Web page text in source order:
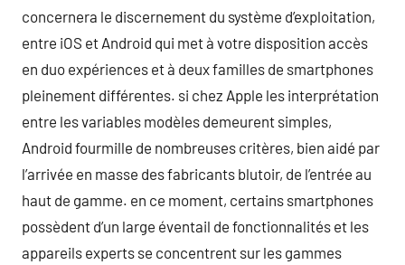
concernera le discernement du système d’exploitation,
entre iOS et Android qui met à votre disposition accès
en duo expériences et à deux familles de smartphones
pleinement différentes. si chez Apple les interprétation
entre les variables modèles demeurent simples,
Android fourmille de nombreuses critères, bien aidé par
l’arrivée en masse des fabricants blutoir, de l’entrée au
haut de gamme. en ce moment, certains smartphones
possèdent d’un large éventail de fonctionnalités et les
appareils experts se concentrent sur les gammes